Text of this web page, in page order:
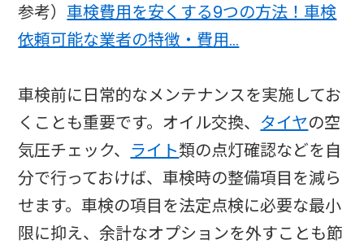
参考）車検費用を安くする9つの方法！車検
依頼可能な業者の特徴・費用…
車検前に日常的なメンテナンスを実施してお
くことも重要です。オイル交換、 タイヤの空
気圧チェック、 ライト類の点灯確認などを自
分で行っておけば、車検時の整備項目を減ら
せます。車検の項目を法定点検に必要な最小
限に抑え、余計なオプションを外すことも節